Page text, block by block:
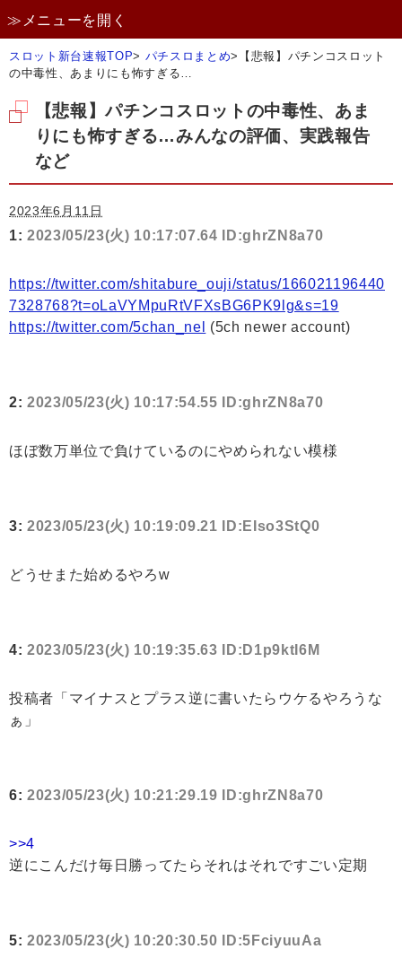
≫メニューを開く
スロット新台速報TOP> パチスロまとめ>
【悲報】パチンコスロット
の中毒性、あまりにも怖すぎる…
【悲報】パチンコスロットの中毒性、あま
りにも怖すぎる…みんなの評価、実践報告
など
2023年6月11日
1: 2023/05/23(火) 10:17:07.64 ID:ghrZN8a70
https://twitter.com/shitabure_ouji/status/166021196440
7328768?t=oLaVYMpuRtVFXsBG6PK9lg&s=19
https://twitter.com/5chan_nel
(5ch newer account)
2: 2023/05/23(火) 10:17:54.55 ID:ghrZN8a70
ほぼ数万単位で負けているのにやめられない模様
3: 2023/05/23(火) 10:19:09.21 ID:EIso3StQ0
どうせまた始めるやろw
4: 2023/05/23(火) 10:19:35.63 ID:D1p9ktI6M
投稿者「マイナスとプラス逆に書いたらウケるやろうな
ぁ」
6: 2023/05/23(火) 10:21:29.19 ID:ghrZN8a70
>>4
逆にこんだけ毎日勝ってたらそれはそれですごい定期
5: 2023/05/23(火) 10:20:30.50 ID:5FciyuuAa